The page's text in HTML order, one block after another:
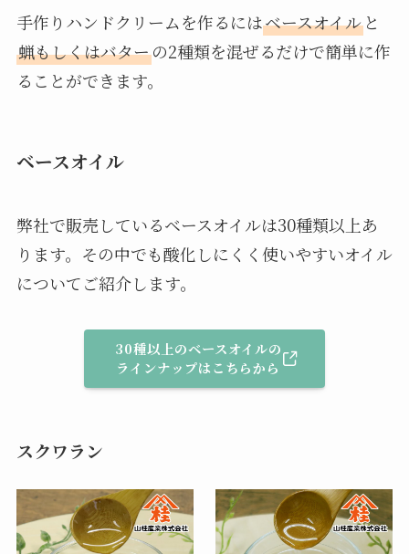
手作りハンドクリームを作るにはベースオイルと
蝋もしくはバターの2種類を混ぜるだけで簡単に作
ることができます。
ベースオイル
弊社で販売しているベースオイルは30種類以上あ
ります。その中でも酸化しにくく使いやすいオイル
についてご紹介します。
30種以上のベースオイルの
ラインナップはこちらから
スクワラン